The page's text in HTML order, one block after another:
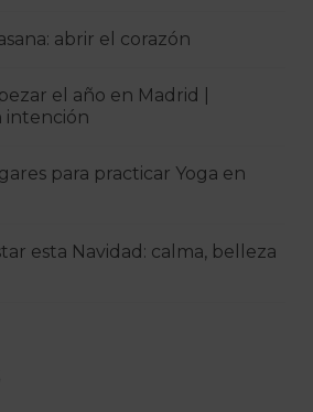
abrir el corazón
el año en Madrid |
intención
para practicar Yoga en
esta Navidad: calma, belleza